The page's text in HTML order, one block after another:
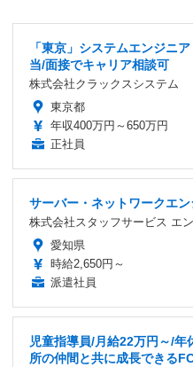
「東京」システムエンジニ
当/面接でキャリア相談可
株式会社クラックスシステム
東京都
年収400万円～650万円
正社員
サーバー・ネットワークエ
株式会社スタッフサービス エ
愛知県
時給2,650円～
派遣社員
児童指導員/月給22万円～/
所の仲間と共に成長できる